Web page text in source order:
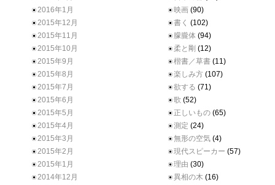
2016年1月
2015年12月
2015年11月
2015年10月
2015年9月
2015年8月
2015年7月
2015年6月
2015年5月
2015年4月
2015年3月
2015年2月
2015年1月
2014年12月
映画 (90)
書く (102)
朦朧体 (94)
柔と剛 (12)
楷書／草書 (11)
楽しみ方 (107)
欲する (71)
歌 (52)
正しいもの (65)
測定 (24)
無形の空気 (4)
現代スピーカー (57)
理由 (30)
異相の木 (16)